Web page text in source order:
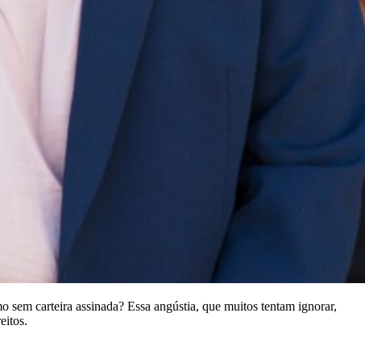
carteira assinada? Essa angústia, que muitos tentam ignorar,